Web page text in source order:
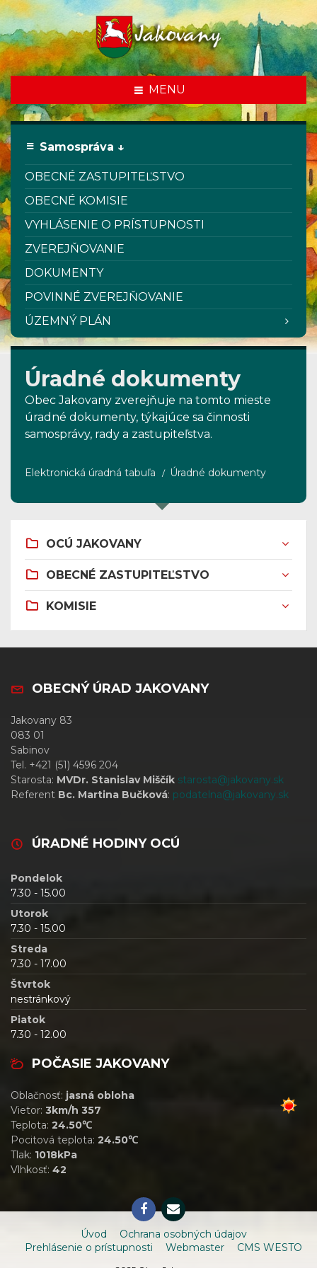
MENU
Úradné dokumenty
Obec Jakovany zverejňuje na tomto mieste
úradné dokumenty, týkajúce sa činnosti
samosprávy, rady a zastupiteľstva.
Elektronická úradná tabuľa Úradné dokumenty
OCÚ JAKOVANY
OBECNÉ ZASTUPITEĽSTVO
KOMISIE
Samospráva ↓
OBECNÉ ZASTUPITEĽSTVO
OBECNÉ KOMISIE
VYHLÁSENIE O PRÍSTUPNOSTI
ZVEREJŇOVANIE
DOKUMENTY
POVINNÉ ZVEREJŇOVANIE
ÚZEMNÝ PLÁN
OBECNÝ ÚRAD JAKOVANY
Jakovany 83
083 01
Sabinov
Tel. +421 (51) 4596 204
Starosta: MVDr. Stanislav Miščík starosta@jakovany.sk
Referent Bc. Martina Bučková: podatelna@jakovany.sk
ÚRADNÉ HODINY OCÚ
Pondelok
7.30 - 15.00
Utorok
7.30 - 15.00
Streda
7.30 - 17.00
Štvrtok
nestránkový
Piatok
7.30 - 12.00
POČASIE JAKOVANY
Oblačnosť: jasná obloha
Vietor: 3km/h 357
Teplota: 24.50℃
Pocitová teplota: 24.50℃
Tlak: 1018kPa
Vlhkosť: 42
Úvod
Ochrana osobných údajov
Prehlásenie o prístupnosti
Webmaster CMS WESTO